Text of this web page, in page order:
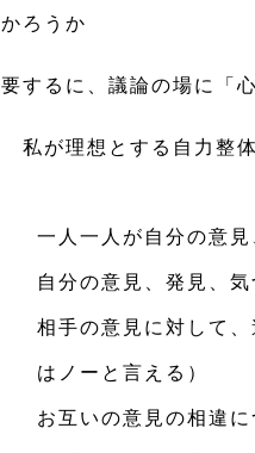
かろうか
要するに、議論の場に「
私が理想とする自力整
一人一人が自分の意見
自分の意見、発見、
相手の意見に対して
はノーと言える）
お互いの意見の相違